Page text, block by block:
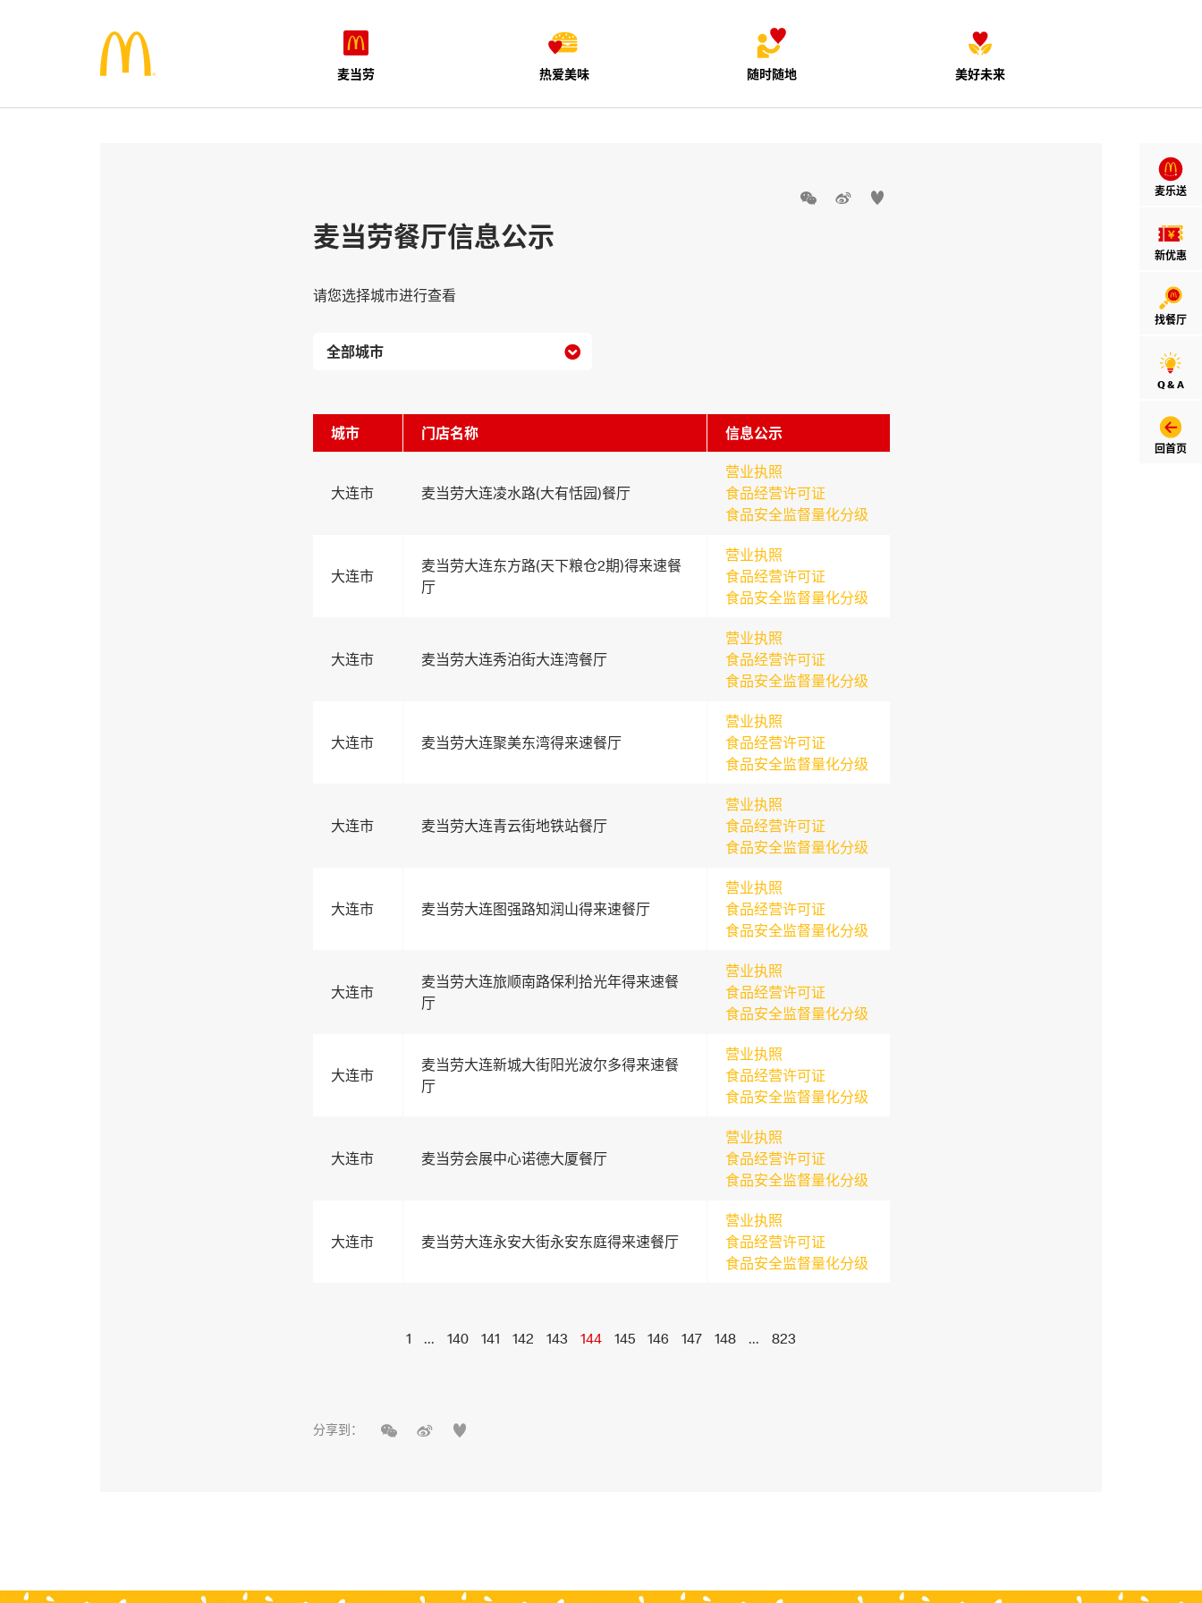
麦当劳 热爱美味 随时随地 美好未来
麦乐送
新优惠
找餐厅
Q & A
回首页
  
麦当劳餐厅信息公示
请您选择城市进行查看

城市 门店名称 信息公示
大连市 麦当劳大连凌水路(大有恬园)餐厅
营业执照
食品经营许可证
食品安全监督量化分级
大连市
麦当劳大连东方路(天下粮仓2期)得来速餐
厅
营业执照
食品经营许可证
食品安全监督量化分级
大连市 麦当劳大连秀泊街大连湾餐厅
营业执照
食品经营许可证
食品安全监督量化分级
大连市 麦当劳大连聚美东湾得来速餐厅
营业执照
食品经营许可证
食品安全监督量化分级
大连市 麦当劳大连青云街地铁站餐厅
营业执照
食品经营许可证
食品安全监督量化分级
大连市 麦当劳大连图强路知润山得来速餐厅
营业执照
食品经营许可证
食品安全监督量化分级
大连市
麦当劳大连旅顺南路保利拾光年得来速餐
厅
营业执照
食品经营许可证
食品安全监督量化分级
大连市
麦当劳大连新城大街阳光波尔多得来速餐
厅
营业执照
食品经营许可证
食品安全监督量化分级
大连市 麦当劳会展中心诺德大厦餐厅
营业执照
食品经营许可证
食品安全监督量化分级
大连市 麦当劳大连永安大街永安东庭得来速餐厅
营业执照
食品经营许可证
食品安全监督量化分级
1 ... 140 141 142 143 144 145 146 147 148 ... 823
分享到：   